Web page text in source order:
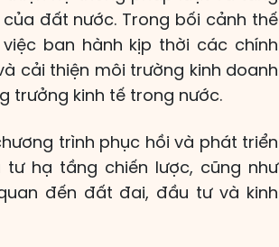
đất nước. Trong bối cảnh thế
ban hành kịp thời các chính
cải thiện môi trường kinh doanh
trưởng kinh tế trong nước.
trình phục hồi và phát triển
tư hạ tầng chiến lược, cũng như
đến đất đai, đầu tư và kinh